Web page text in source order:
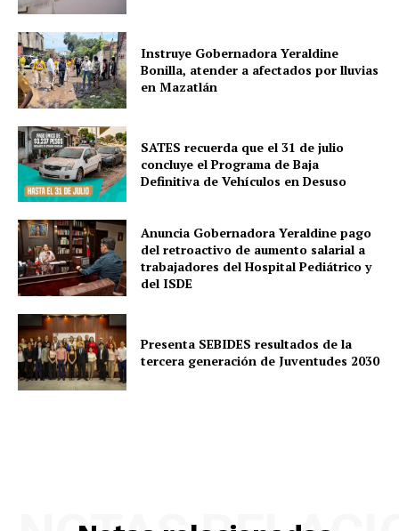
Instruye Gobernadora Yeraldine
Bonilla, atender a afectados por lluvias
en Mazatlán
SATES recuerda que el 31 de julio
concluye el Programa de Baja
Definitiva de Vehículos en Desuso
Anuncia Gobernadora Yeraldine pago
del retroactivo de aumento salarial a
trabajadores del Hospital Pediátrico y
del ISDE
Presenta SEBIDES resultados de la
tercera generación de Juventudes 2030